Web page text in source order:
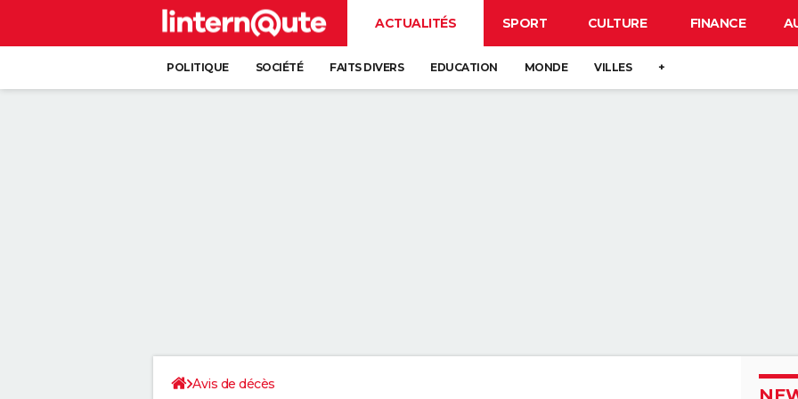
ACTUALITÉS SPORT CULTURE FINANCE
POLITIQUE SOCIÉTÉ FAITS DIVERS EDUCATION MONDE VILLES +
Avis de décès